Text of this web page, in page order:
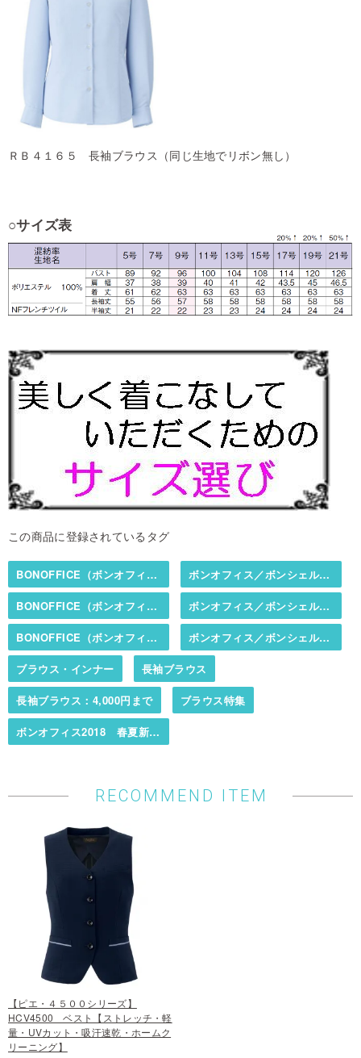
ＲＢ４１６５ 長袖ブラウス（同じ生地でリボン無し）
○サイズ表
この商品に登録されているタグ
BONOFFICE（ボンオフィス）／BONCIERGE（ボンシェルジュ） ボンオフィス／ボンシェルジュ春夏カタログ掲載商品
BONOFFICE（ボンオフィス）／BONCIERGE（ボンシェルジュ） ボンオフィス／ボンシェルジュ秋冬カタログ掲載商品
BONOFFICE（ボンオフィス）／BONCIERGE（ボンシェルジュ） ボンオフィス／ボンシェルジュ・ブラウス（布帛）
ブラウス・インナー 長袖ブラウス
長袖ブラウス：4,000円まで ブラウス特集
ボンオフィス2018 春夏新作ブラウス
RECOMMEND ITEM
【ピエ・４５００シリーズ】
HCV4500 ベスト【ストレッチ・軽
量・UVカット・吸汗速乾・ホームク
リーニング】